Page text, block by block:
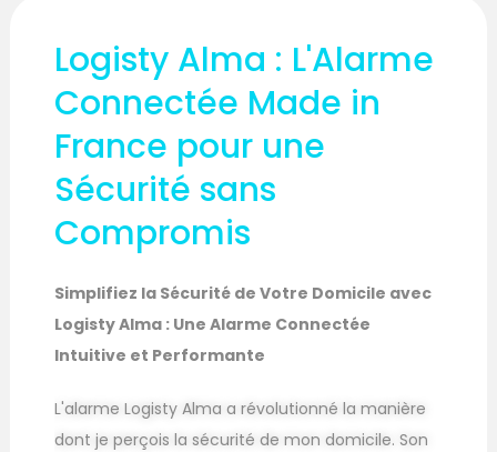
Logisty Alma : L'Alarme
Connectée Made in
France pour une
Sécurité sans
Compromis
Simplifiez la Sécurité de Votre Domicile avec
Logisty Alma : Une Alarme Connectée
Intuitive et Performante
L'alarme Logisty Alma a révolutionné la manière
dont je perçois la sécurité de mon domicile. Son